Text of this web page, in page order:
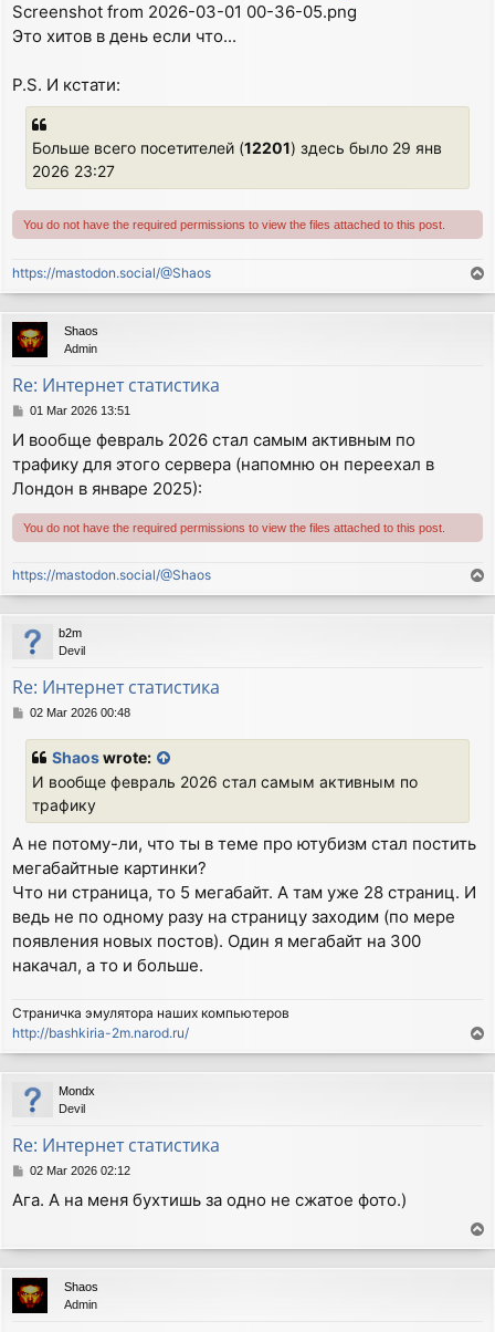
Screenshot from 2026-03-01 00-36-05.png
Это хитов в день если что...
P.S. И кстати:
Больше всего посетителей (12201) здесь было 29 янв
2026 23:27
You do not have the required permissions to view the files attached to this post.
https://mastodon.social/@Shaos
o
p
Shaos
Admin
Re: Интернет статистика
P
s
t
01 Mar 2026 13:51
И вообще февраль 2026 стал самым активным по
трафику для этого сервера (напомню он переехал в
Лондон в январе 2025):
You do not have the required permissions to view the files attached to this post.
https://mastodon.social/@Shaos
o
p
b2m
Devil
Re: Интернет статистика
P02 Mar 2026 00:48
Shaoswrote:
И вообще февраль 2026 стал самым активным по
трафику
А не потому-ли, что ты в теме про ютубизм стал постить
мегабайтные картинки?
Что ни страница, то 5 мегабайт. А там уже 28 страниц. И
ведь не по одному разу на страницу заходим (по мере
появления новых постов). Один я мегабайт на 300
накачал, а то и больше.
Страничка эмулятора наших компьютеров
http://bashkiria-2m.narod.ru/
o
p
Mondx
Devil
Re: Интернет статистика
P
s
02 Mar 2026 02:12
Ага. А на меня бухтишь за одно не сжатое фото.)
o
p
Shaos
Admin